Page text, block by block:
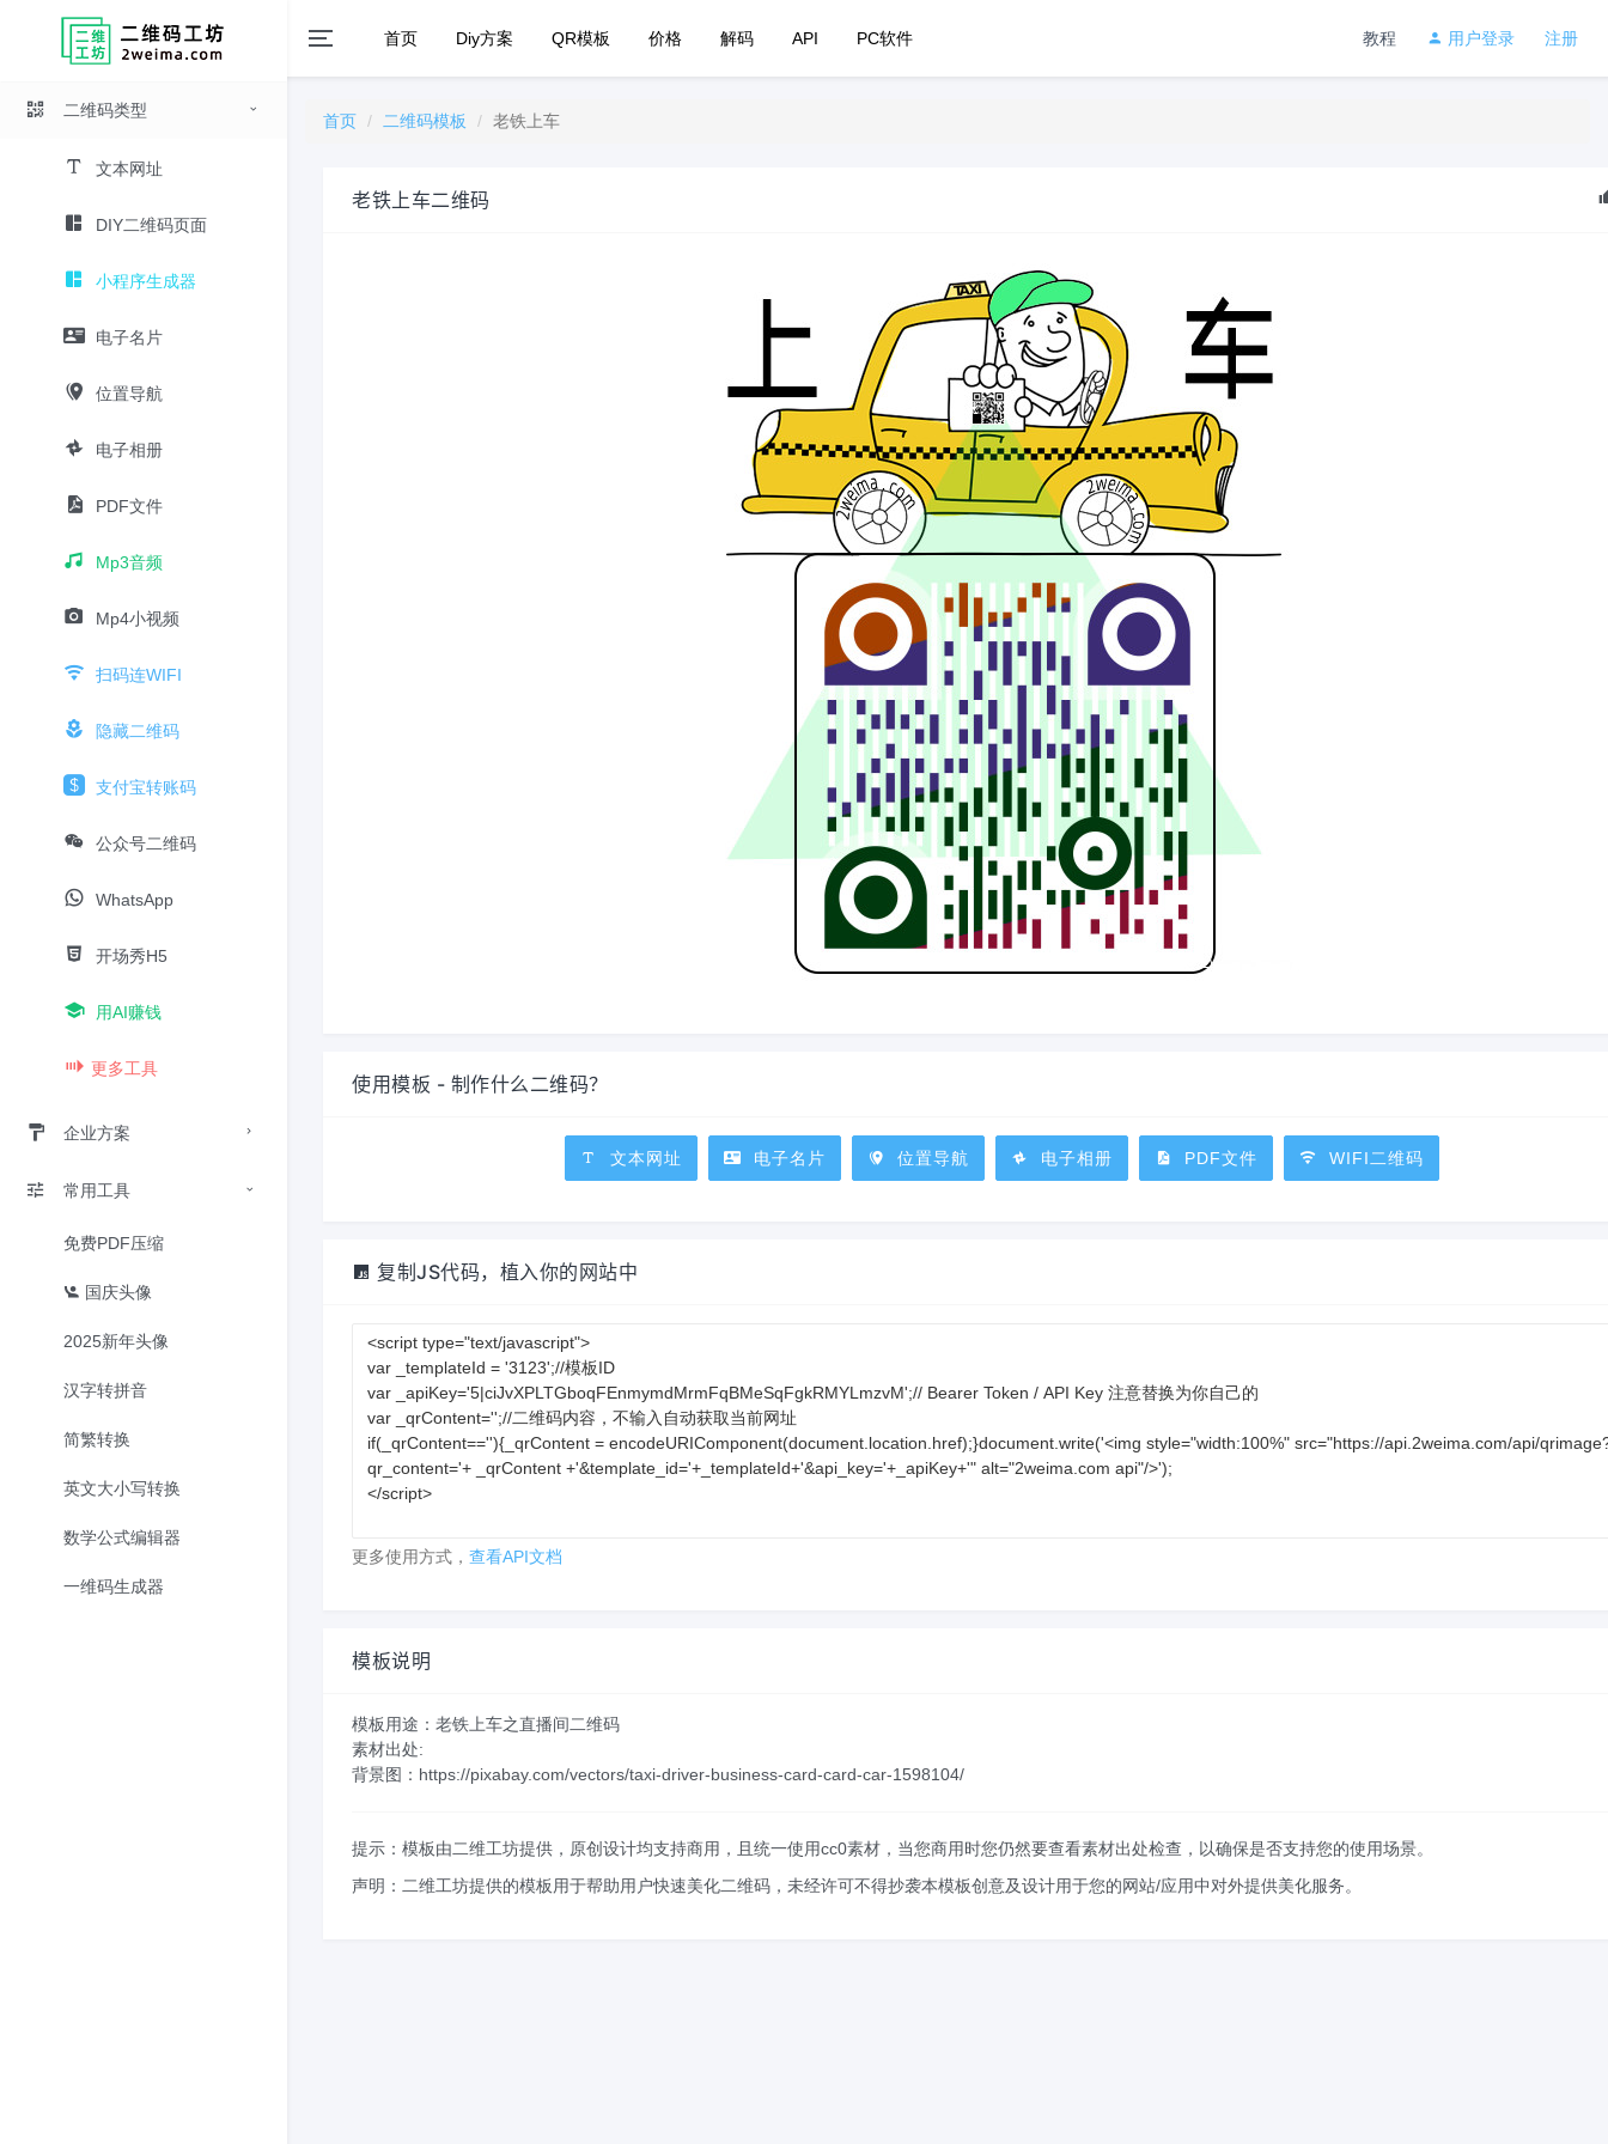
二维码类型
文本网址
DIY二维码页面
小程序生成器
电子名片
位置导航
电子相册
PDF文件
Mp3音频
Mp4小视频
扫码连WIFI
隐藏二维码
支付宝转账码
公众号二维码
WhatsApp
开场秀H5
用AI赚钱
更多工具
企业方案
常用工具
免费PDF压缩
国庆头像
2025新年头像
汉字转拼音
简繁转换
英文大小写转换
数学公式编辑器
一维码生成器
首页 Diy方案 QR模板 价格 解码 API PC软件 注册
用户登录
教程
首页 二维码模板 老铁上车
老铁上车二维码
使用模板 - 制作什么二维码？
文本网址 电子名片 位置导航 电子相册 PDF文件 WIFI二维码
复制JS代码，植入你的网站中
更多使用方式， 查看API文档
模板说明
模板用途：老铁上车之直播间二维码
素材出处:
背景图：https://pixabay.com/vectors/taxi-driver-business-card-card-car-1598104/
提示：模板由二维工坊提供，原创设计均支持商用，且统一使用cc0素材，当您商用时您仍然要查看素材出处检查，以确保是否支持您的使用场景。
声明：二维工坊提供的模板用于帮助用户快速美化二维码，未经许可不得抄袭本模板创意及设计用于您的网站/应用中对外提供美化服务。